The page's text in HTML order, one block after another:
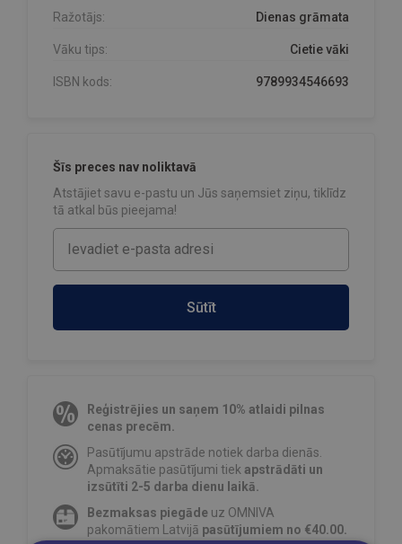
Ražotājs: Dienas grāmata
Vāku tips: Cietie vāki
ISBN kods: 9789934546693
Šīs preces nav noliktavā
Atstājiet savu e-pastu un Jūs saņemsiet ziņu, tiklīdz
tā atkal būs pieejama!
Sūtīt
Reģistrējies un saņem 10% atlaidi pilnas
cenas precēm.
Pasūtījumu apstrāde notiek darba dienās.
Apmaksātie pasūtījumi tiek apstrādāti un
izsūtīti 2-5 darba dienu laikā.
Bezmaksas piegāde uz OMNIVA
pakomātiem Latvijā pasūtījumiem no €40.00.